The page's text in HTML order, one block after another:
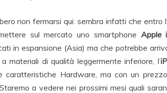
non fermarsi qui: sembra infatti che entro
sul mercato uno smartphone Apple
in espansione (Asia) ma che potrebbe
materiali di qualità leggermente inferiore, l’
caratteristiche Hardware, ma con un
a vedere nei prossimi mesi quali